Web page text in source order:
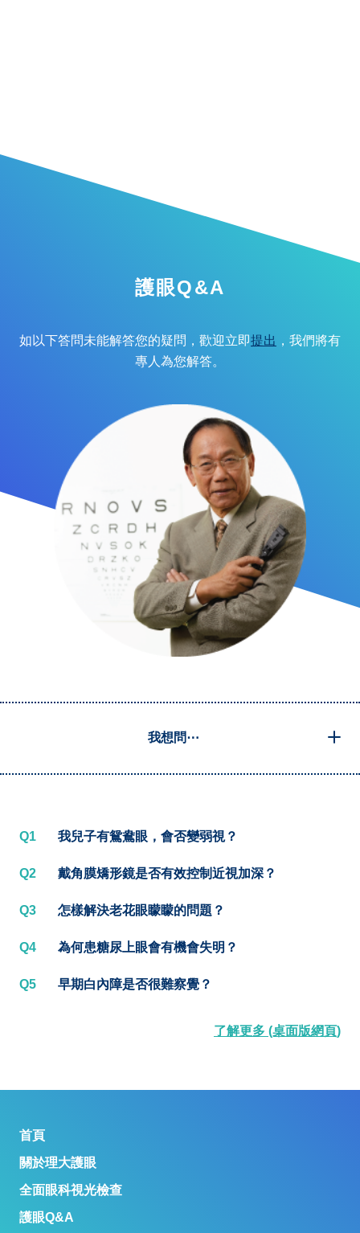
護眼Q&A
如以下答問未能解答您的疑問，歡迎立即提出 ，我們將有
專人為您解答。
我想問⋯
Q1 我兒子有鴛鴦眼，會否變弱視？
Q2 戴角膜矯形鏡是否有效控制近視加深？
Q3 怎樣解決老花眼矇矇的問題？
Q4 為何患糖尿上眼會有機會失明？
Q5 早期白內障是否很難察覺？
了解更多 (桌面版網頁)
首頁
關於理大護眼
全面眼科視光檢查
護眼Q&A